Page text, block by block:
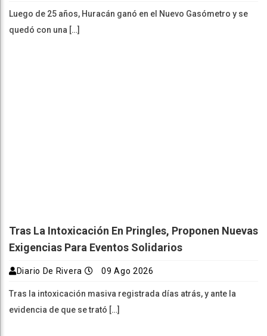
Luego de 25 años, Huracán ganó en el Nuevo Gasómetro y se
quedó con una […]
Tras La Intoxicación En Pringles, Proponen Nuevas
Exigencias Para Eventos Solidarios
Diario De Rivera 09 Ago 2026
Tras la intoxicación masiva registrada días atrás, y ante la
evidencia de que se trató […]